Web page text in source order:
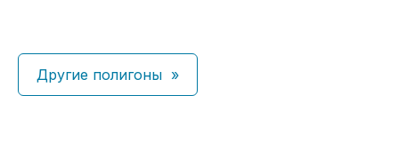
Другие полигоны